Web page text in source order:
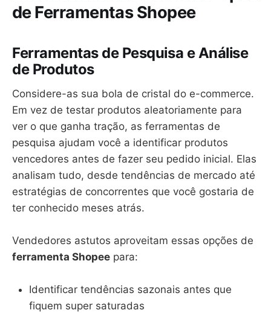
de Ferramentas Shopee
Ferramentas de Pesquisa e Análise
de Produtos
Considere-as sua bola de cristal do e-commerce.
Em vez de testar produtos aleatoriamente para
ver o que ganha tração, as ferramentas de
pesquisa ajudam você a identificar produtos
vencedores antes de fazer seu pedido inicial. Elas
analisam tudo, desde tendências de mercado até
estratégias de concorrentes que você gostaria de
ter conhecido meses atrás.
Vendedores astutos aproveitam essas opções de
ferramenta Shopee para:
Identificar tendências sazonais antes que
fiquem super saturadas